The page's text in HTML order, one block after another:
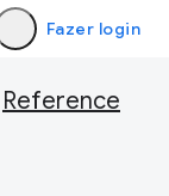
Fazer login
Reference